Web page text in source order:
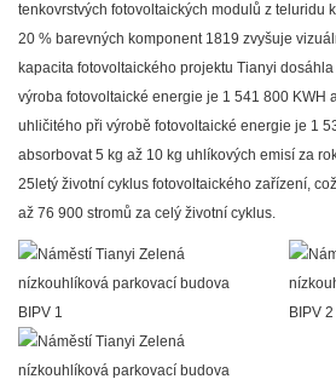
tenkovrstvých fotovoltaických modulů z teluridu
20 % barevných komponent 1819 zvyšuje
kapacita fotovoltaického projektu Tianyi
výroba fotovoltaické energie je 1 541 800 KWH
uhličitého při výrobě fotovoltaické energie je 1
absorbovat 5 kg až 10 kg uhlíkových emisí za
25letý životní cyklus fotovoltaického zařízení,
až 76 900 stromů za celý životní cyklus.